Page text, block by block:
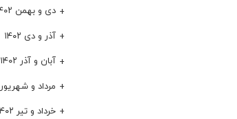
دی و بهمن ۱۴۰۲
آذر و دی ۱۴۰۲
آبان و آذر ۱۴۰۲
مرداد و شهریور ۱۴۰۲
خرداد و تیر ۱۴۰۲